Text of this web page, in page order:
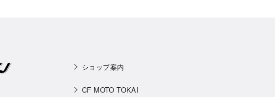
ショップ案内
CF MOTO TOKAI